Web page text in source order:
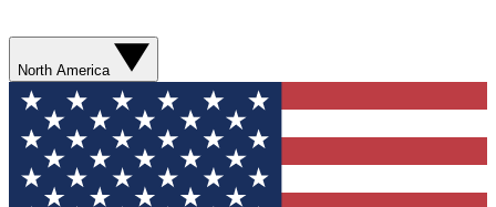
North America